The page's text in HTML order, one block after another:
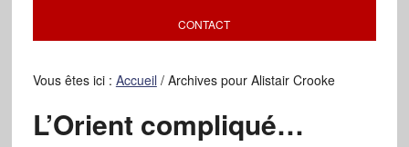
CONTACT
Vous êtes ici : Accueil /Archives pour Alistair Crooke
L’Orient compliqué…